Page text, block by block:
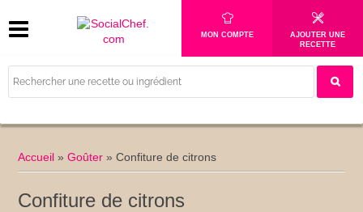
MON COMPTE
AJOUTER UNE
RECETTE
Accueil »Goûter »Confiture de citrons
Confiture de citrons